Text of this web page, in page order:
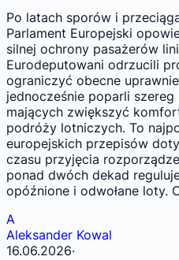
Po latach sporów i
Parlament Europejski
silnej ochrony pasażerów
Eurodeputowani odrzucili
ograniczyć obecne
jednocześnie poparli
mających zwiększyć
podróży lotniczych. To
europejskich przepisów
czasu przyjęcia
ponad dwóch dekad
opóźnione i odwołane loty.
A
Aleksander Kowal
16.06.2026·